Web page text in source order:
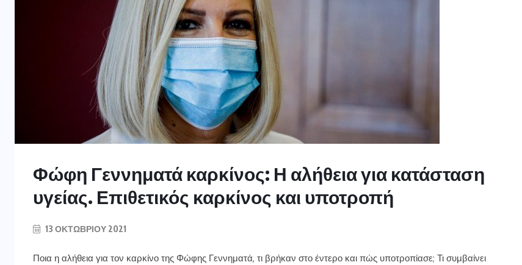
Φώφη Γεννηματά καρκίνος: Η αλήθεια για κατάσταση
υγείας. Επιθετικός καρκίνος και υποτροπή
13 ΟΚΤΩΒΡΊΟΥ 2021
Ποια η αλήθεια για τον καρκίνο της Φώφης Γεννηματά, τι βρήκαν στο έντερο και πώς υποτροπίασε; Τι συμβαίνει